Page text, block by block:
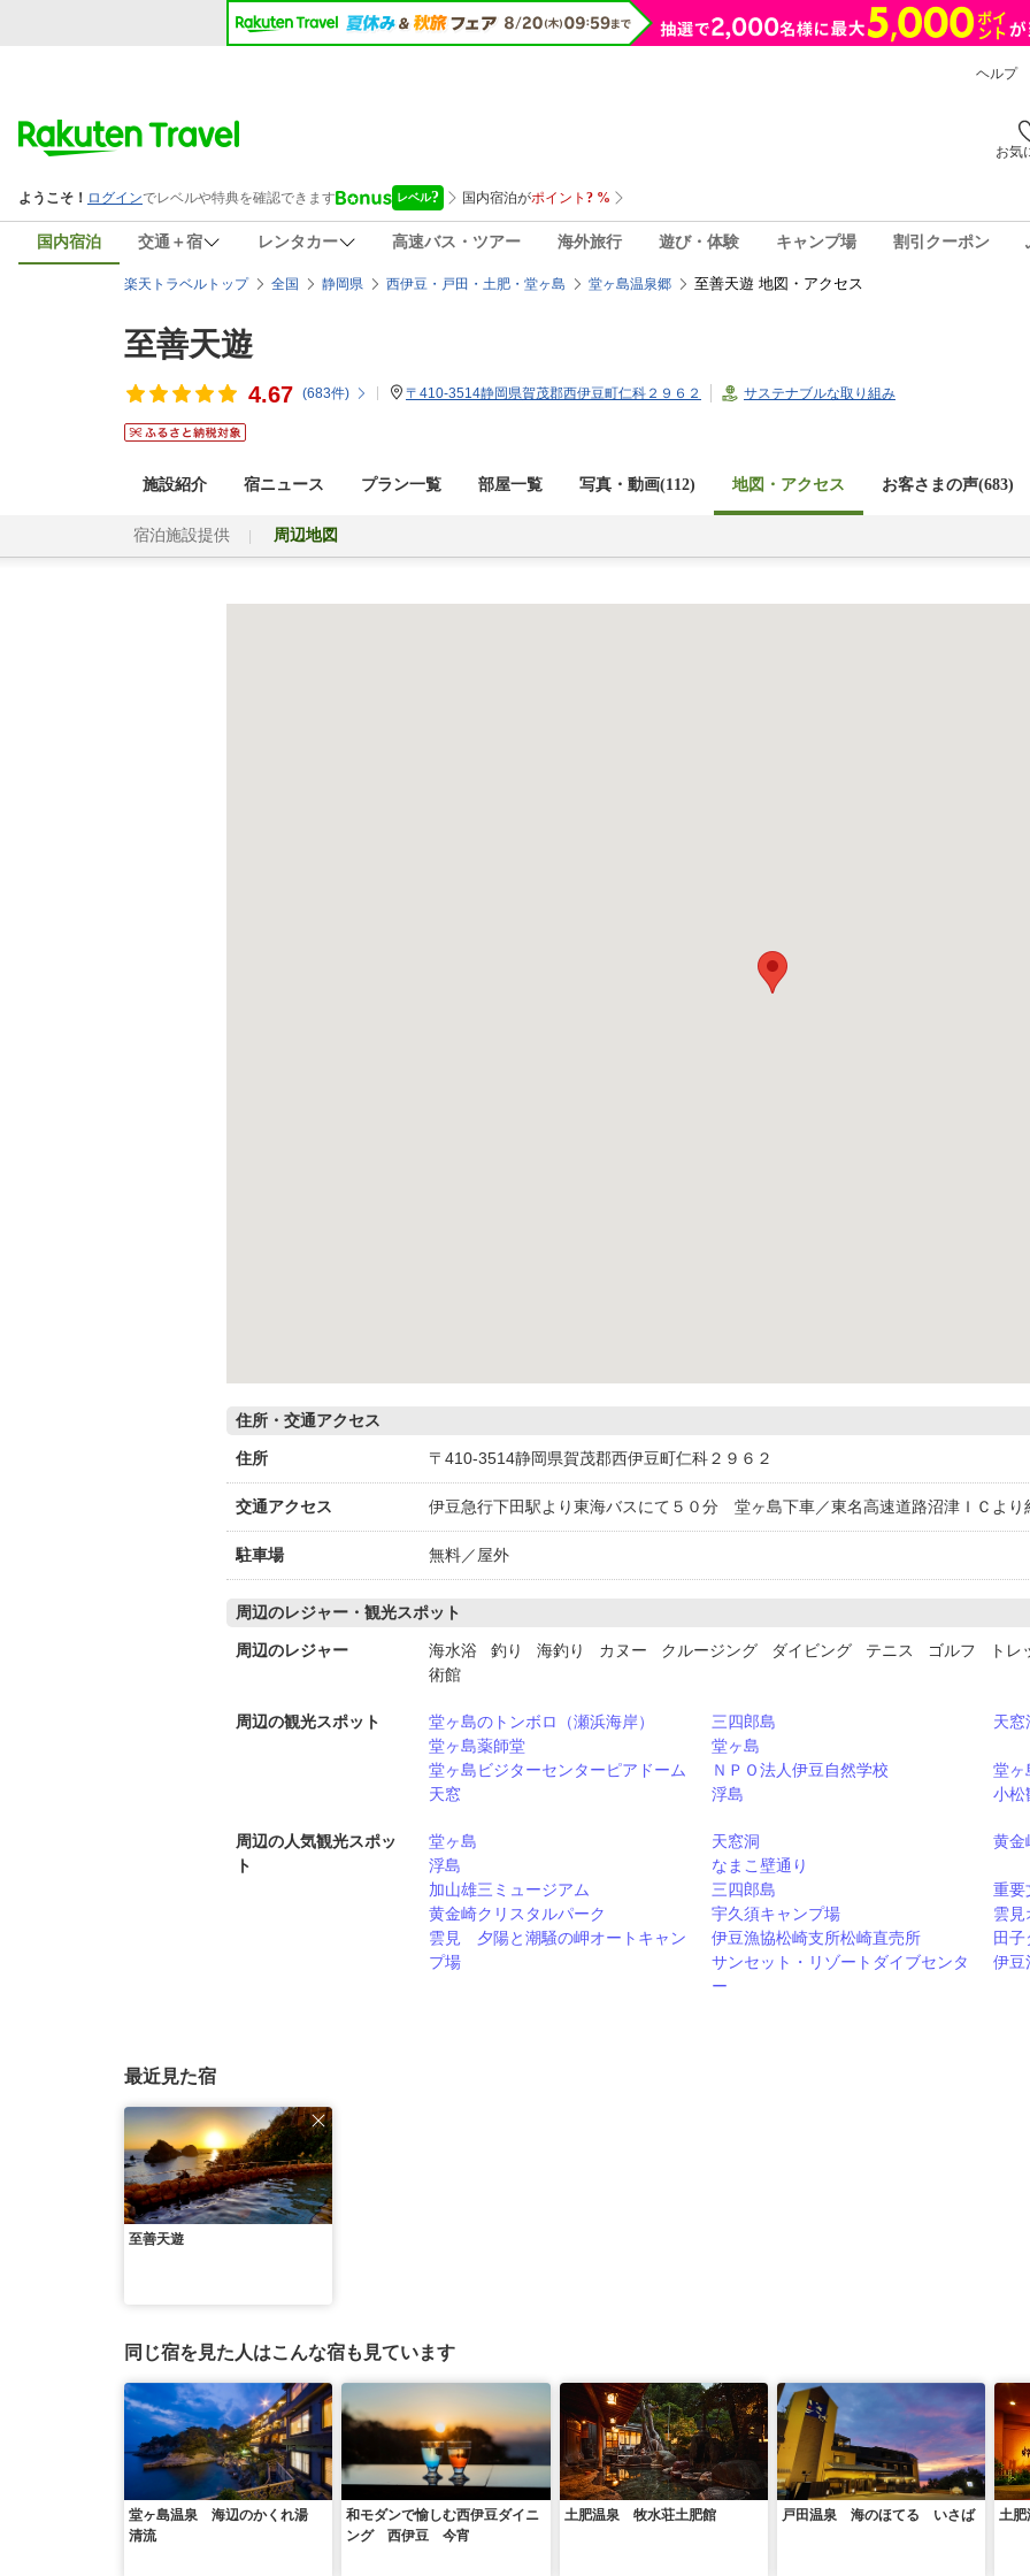
ヘルプ
お気
国内宿泊 交通＋宿 レンタカー 高速バス・ツアー 海外旅行 遊び・体験 キャンプ場 割引クーポン
楽天トラベルトップ 全国 静岡県 西伊豆・戸田・土肥・堂ヶ島 堂ヶ島温泉郷 至善天遊 地図・アクセス
至善天遊
4.67 (683件) 〒410-3514静岡県賀茂郡西伊豆町仁科２９６２ サステナブルな取り組み
施設紹介 宿ニュース プラン一覧 部屋一覧 写真・動画(112) 地図・アクセス お客さまの声(683)
宿泊施設提供 周辺地図
住所・交通アクセス
住所 〒410-3514静岡県賀茂郡西伊豆町仁科２９６２
交通アクセス 伊豆急行下田駅より東海バスにて５０分 堂ヶ島下車／東名高速道路沼津ＩＣより
駐車場 無料／屋外
周辺のレジャー・観光スポット
周辺のレジャー
海水浴 釣り 海釣り カヌー クルージング ダイビング テニス ゴルフ トレ
術館
周辺の観光スポット 堂ヶ島のトンボロ（瀬浜海岸） 三四郎島
天窓
堂ヶ島薬師堂
堂ヶ島
堂ヶ島ビジターセンターピアドーム
天窓
ＮＰＯ法人伊豆自然学校
堂ヶ
浮島
小
周辺の人気観光スポッ
ト
堂ヶ島 天窓洞
黄金
浮島
なまこ壁通り
加山雄三ミュージアム
三四郎島
重
黄金崎クリスタルパーク
宇久須キャンプ場
雲見
雲見 夕陽と潮騒の岬オートキャン
プ場
伊豆漁協松崎支所松崎直売所
田
サンセット・リゾートダイブセンタ
ー
伊豆
最近見た宿
至善天遊
同じ宿を見た人はこんな宿も見ています
堂ヶ島温泉 海辺のかくれ湯
清流
和モダンで愉しむ西伊豆ダイニ
ング 西伊豆 今宵
土肥温泉 牧水荘土肥館 戸田温泉 海のほてる いさば 土